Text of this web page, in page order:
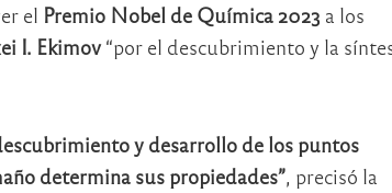
el Premio Nobel de Química 2023 a los
I. Ekimov“por el descubrimiento y la
y desarrollo de los puntos
determina sus propiedades”, precisó la